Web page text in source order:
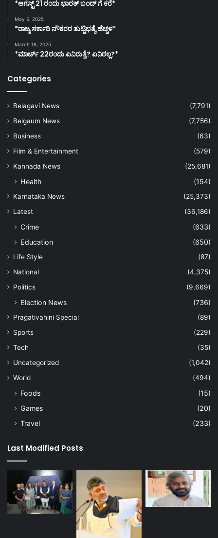
*ಆಗಸ್ಟ್ 21 ರಂದು ಭಾರತ್‌ ಬಂದ್‌ ಗೆ ಕರೆ*
May 5, 2025
*ರಾಜ್ಯ ಸರ್ಕಾರಿ ನೌಕರರ ತುಟ್ಟಿಭತ್ಯೆ ಹೆಚ್ಚಳ*
March 18, 2025
*ಮಾರ್ಚ್ 22ರಂದು ಏನಿರುತ್ತೆ? ಏನಿರಲ್ಲ?*
Categories
Belagavi News
(7,791)
Belgaum News
(7,756)
Business
(63)
Film & Entertainment
(579)
Kannada News
(25,681)
Health (154)
Karnataka News
(25,373)
Latest
(36,186)
Crime
(633)
Education
(650)
Life Style
(87)
National
(4,375)
Politics
(9,669)
Election News (736)
Pragativahini Special
(89)
Sports
(229)
Tech
(35)
Uncategorized
(1,042)
World
(494)
Foods
(15)
Games
(20)
Travel
(233)
Last Modified Posts